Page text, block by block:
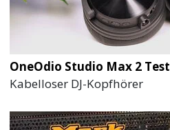
OneOdio Studio Max 2 Test
Kabelloser DJ-Kopfhörer